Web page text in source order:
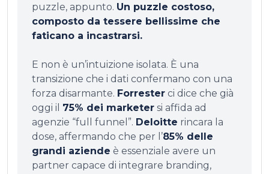
puzzle, appunto. Un puzzle costoso,
composto da tessere bellissime che
faticano a incastrarsi.
E non è un’intuizione isolata. È una
transizione che i dati confermano con una
forza disarmante. Forrester ci dice che già
oggi il 75% dei marketer si affida ad
agenzie “full funnel”. Deloitte rincara la
dose, affermando che per l’85% delle
grandi aziende è essenziale avere un
partner capace di integrare branding,